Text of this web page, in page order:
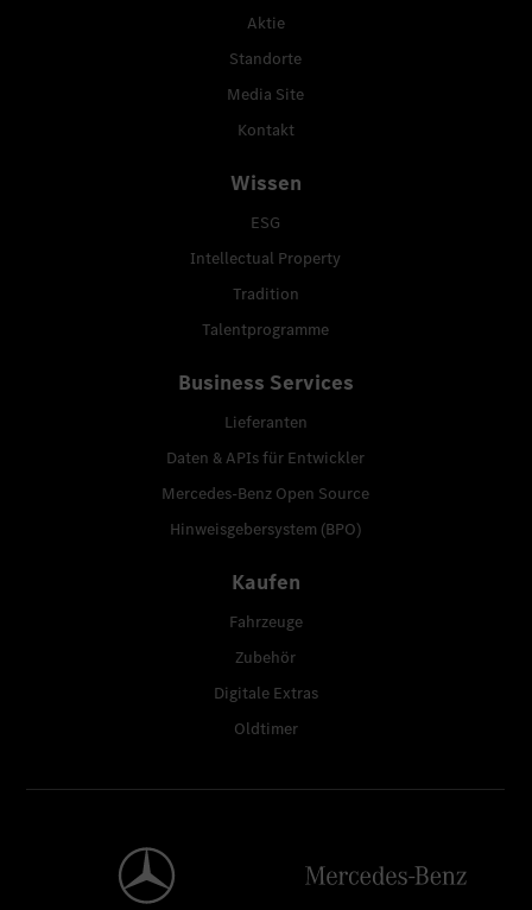
Aktie
Standorte
Media Site
Kontakt
Wissen
ESG
Intellectual Property
Tradition
Talentprogramme
Business Services
Lieferanten
Daten & APIs für Entwickler
Mercedes-Benz Open Source
Hinweisgebersystem (BPO)
Kaufen
Fahrzeuge
Zubehör
Digitale Extras
Oldtimer